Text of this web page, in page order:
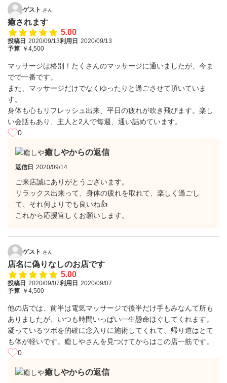
ゲスト さん
癒されます
5.00
投稿日 2020/09/13利用日 2020/09/13
予算 ￥4,500
マッサージは格別！たくさんのマッサージに通いましたが、今ま
でで一番です。
また、マッサージだけでなくゆったりと過ごさせて頂いていま
す。
身体も心もリフレッシュ出来、平日の疲れが吹き飛びます。楽し
い会話もあり、主人と2人で毎週、通い詰めています。
0
癒しやからの返信
返信日 2020/09/14
ご来店誠にありがとうございます。
リラックス出来って、身体の疲れを取れて、楽しく過ごし
て、それ何よりでも良いね👍
これから応援宜しくお願いします。
ゲスト さん
店名に偽りなしのお店です
5.00
投稿日 2020/09/07利用日 2020/09/07
予算 ￥4,500
他の店では、前半は電気マッサージで後半だけ手もみなんて所も
ありましたが、いつも時間いっぱい一生懸命ほぐしてくれます。
凝っているツボを的確に念入りに施術してくれて、帰り道はとて
も体が軽いです。癒しやさんを見つけてからはこの店一筋です。
0
癒しやからの返信